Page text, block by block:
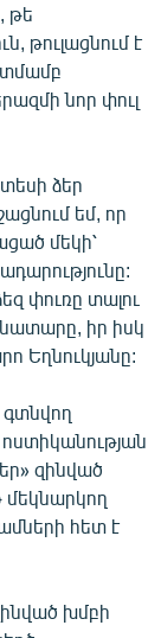
թե
թուլացնում է
նոր փուլ
ձեր
եմ, որ
մեկի՝
փուռը տալու
իր իսկ
Եղնուկյանը:
զինված
մեկնարկող
հետ է
խմբի